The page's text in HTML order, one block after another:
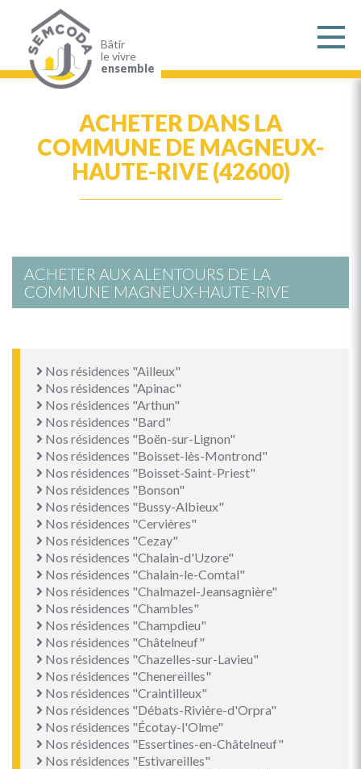
contenu
principal
Bâtir
le vivre
ensemble
ACHETER DANS LA
COMMUNE DE MAGNEUX-
HAUTE-RIVE (42600)
ACHETER AUX ALENTOURS DE LA
COMMUNE MAGNEUX-HAUTE-RIVE
Nos résidences "Ailleux"
Nos résidences "Apinac"
Nos résidences "Arthun"
Nos résidences "Bard"
Nos résidences "Boën-sur-Lignon"
Nos résidences "Boisset-lès-Montrond"
Nos résidences "Boisset-Saint-Priest"
Nos résidences "Bonson"
Nos résidences "Bussy-Albieux"
Nos résidences "Cervières"
Nos résidences "Cezay"
Nos résidences "Chalain-d'Uzore"
Nos résidences "Chalain-le-Comtal"
Nos résidences "Chalmazel-Jeansagnière"
Nos résidences "Chambles"
Nos résidences "Champdieu"
Nos résidences "Châtelneuf"
Nos résidences "Chazelles-sur-Lavieu"
Nos résidences "Chenereilles"
Nos résidences "Craintilleux"
Nos résidences "Débats-Rivière-d'Orpra"
Nos résidences "Écotay-l'Olme"
Nos résidences "Essertines-en-Châtelneuf"
Nos résidences "Estivareilles"